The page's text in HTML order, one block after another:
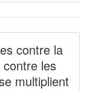
contre la
les
multiplient